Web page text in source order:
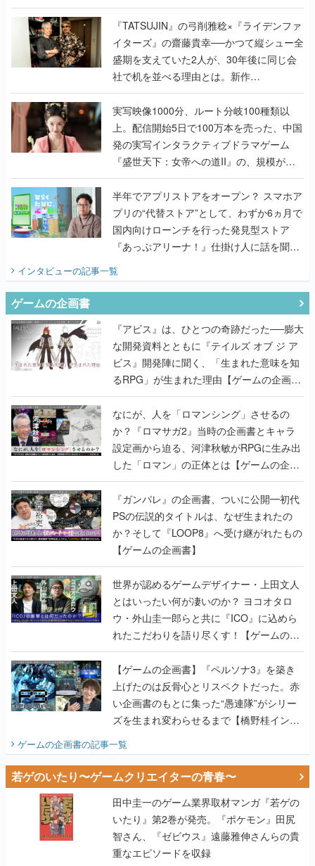
で作り込まれた理由を両ディレクターに聞
く
『TATSUJIN』の弓削雅稔×『ライデンファ
イターズ』の齋藤貴幸──かつて縦シュー全
盛期を支えていた2人が、30年後に同じ会
社で机を並べる理由とは。新作
『TATSUJIN EXTREME』で初タッグを組
んだレジェンド2人に訊く開発秘話
実写映像1000分、ルート分岐100種類以
上。配信開始5日で100万本を売った、中国
発の実写インタラクティブドラマゲーム
『盛世天下：女帝への道II』の、規模が違
うこだわりをプロデューサーに聞いた
半年でアプリストアをオープン？ スマホア
プリの“代替ストア”として、わずか6ヵ月で
国内向けローンチを行った発見型ストア
『あっぷアリーナ！』仕掛け人に話を聞い
てみた
インタビューの記事一覧
ゲームの企画書
『アビス』は、ひとつの奇跡だった──膨大
な開発資料とともに『テイルズ オブ ジ ア
ビス』開発陣に聞く、「生まれた意味を知
るRPG」が生まれた理由【ゲームの企画
書】
なにが、人を「ロマンシング」させるの
か？『ロマサガ2』当時の企画書とキャラ
設定画から迫る、河津秋敏がRPGに生み出
した「ロマン」の正体とは【ゲームの企画
書】
『ガンパレ』の企画書、ついに公開━初代
PSの伝説的タイトルは、なぜ生まれたの
か？そして『LOOP8』へ受け継がれたもの
【ゲームの企画書】
世界が認めるゲームデザイナー・上田文人
とはいったい何が凄いのか？ ヨコオタロ
ウ・外山圭一郎らと共に『ICO』に込めら
れたこだわりを語り尽くす！【ゲームの企
画書】
【ゲームの企画書】『ペルソナ3』を築き
上げたのは反骨心とリスペクトだった。赤
い企画書のもとに集った“愚連隊”がシリー
ズを生まれ変わらせるまで【橋野桂インタ
ビュー】
ゲームの企画書の記事一覧
若ゲのいたり〜ゲームクリエイターの青春〜
田中圭一のゲーム業界取材マンガ『若ゲの
いたり』第2巻が発売。『ポケモン』田尻
智さん、『ゼビウス』遠藤雅伸さんらの貴
重なエピソードを収録